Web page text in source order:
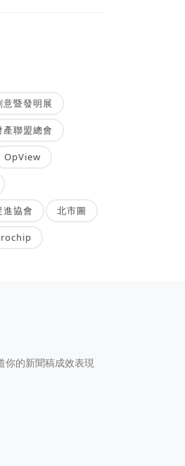
意暨發明展
聯盟總會
OpView
進協會 北市圖
你的新聞稿成效表現